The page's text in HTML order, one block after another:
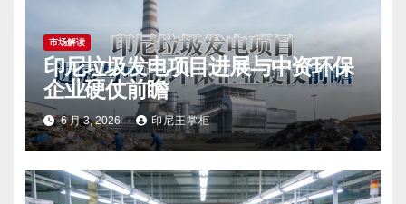
市场解读
印尼垃圾发电项目进展与中资环保
企业硬仗前瞻
6 月 3, 2026 印尼王掌柜